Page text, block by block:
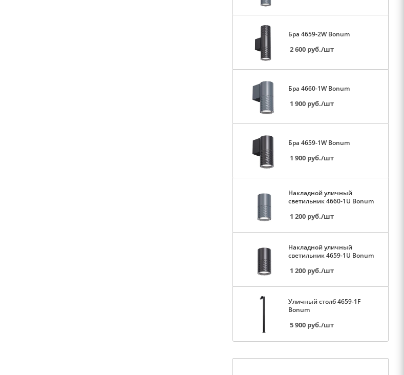
Бра 4659-2W Bonum
2 600 руб./шт
Бра 4660-1W Bonum
1 900 руб./шт
Бра 4659-1W Bonum
1 900 руб./шт
Накладной уличный
светильник 4660-1U Bonum
1 200 руб./шт
Накладной уличный
светильник 4659-1U Bonum
1 200 руб./шт
Уличный столб 4659-1F
Bonum
5 900 руб./шт